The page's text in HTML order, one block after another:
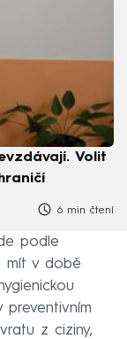
Volit
6 min čtení
podle
mít v době
preventivním
z ciziny,